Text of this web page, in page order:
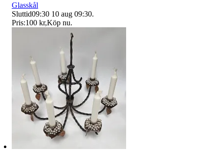
Glasskål
Sluttid09:30 10 aug 09:30.
Pris:100 kr,Köp nu.